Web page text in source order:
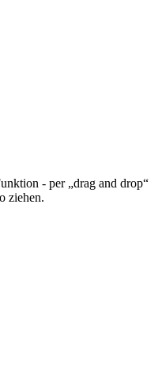
- per „drag and drop“
ziehen.